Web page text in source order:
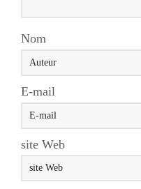
Nom
E-mail
site Web